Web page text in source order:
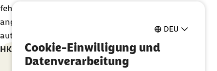
DEU
Cookie-Einwilligung und
Datenverarbeitung
Bundesland hier: Baden-Württemberg
„000“: Tarifbezeichnung des Vertrags
fehlerhafte Daten im elektronischen Prozess nicht
angenommen werden können. Der Datensatz wird
automatisch zurückgewiesen.
HKP
goes digital– machen Sie mit.